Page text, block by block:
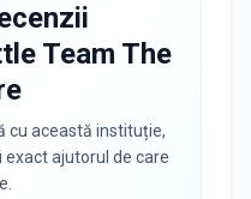
Team The
cu această instituție,
ajutorul de care